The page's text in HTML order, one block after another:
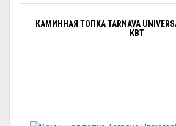
КАМИННАЯ ТОПКА TARNAVA
КВТ